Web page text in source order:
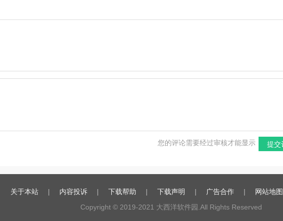
提交
您的评论需要经过审核才能显示
关于本站 | 内容投诉 | 下载帮助 | 下载声明 | 广告合作 |
网站地图
Copyright © 2019-2021 大西洋软件园 .All Rights Reserved